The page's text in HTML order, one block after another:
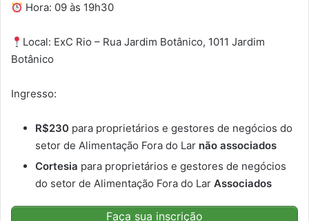
Hora: 09 às 19h30
Local: ExC Rio – Rua Jardim Botânico, 1011 Jardim
Botânico
Ingresso:
R$230 para proprietários e gestores de negócios do
setor de Alimentação Fora do Lar não associados
Cortesia para proprietários e gestores de negócios
do setor de Alimentação Fora do Lar Associados
Faça sua inscrição